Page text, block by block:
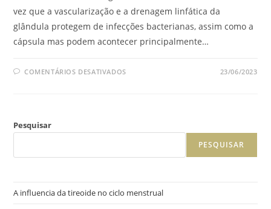
vez que a vascularização e a drenagem linfática da
glândula protegem de infecções bacterianas, assim como a
cápsula mas podem acontecer principalmente…
COMENTÁRIOS DESATIVADOS 23/06/2023
Pesquisar
PESQUISAR
A influencia da tireoide no ciclo menstrual